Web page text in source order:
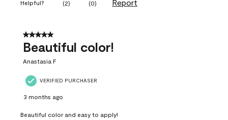
Helpful? (2) (0) Report
5 out of 5 stars.
Beautiful color!
Anastasia F
VERIFIED PURCHASER
3 months ago
Beautiful color and easy to apply!